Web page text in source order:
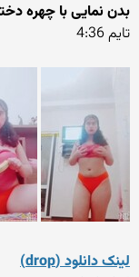
بدن نمایی با چهره
تایم 4:36
لینک دانلود (drop)